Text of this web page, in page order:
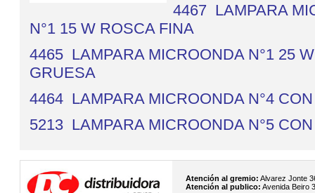
4467 LAMPARA
N°1 15 W ROSCA FINA
4465 LAMPARA MICROONDA N°1 25
GRUESA
4464 LAMPARA MICROONDA N°4
5213 LAMPARA MICROONDA N°5
Atención al gremio: Alvarez Jonte
Atención al publico: Avenida Beiro